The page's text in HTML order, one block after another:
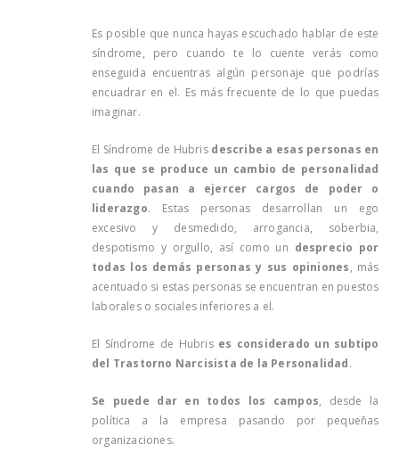
Es posible que nunca hayas escuchado hablar de este
síndrome, pero cuando te lo cuente verás como
enseguida encuentras algún personaje que podrías
encuadrar en el. Es más frecuente de lo que puedas
imaginar.
El Síndrome de Hubris describe a esas personas en
las que se produce un cambio de personalidad
cuando pasan a ejercer cargos de poder o
liderazgo. Estas personas desarrollan un ego
excesivo y desmedido, arrogancia, soberbia,
despotismo y orgullo, así como un desprecio por
todas los demás personas y sus opiniones, más
acentuado si estas personas se encuentran en puestos
laborales o sociales inferiores a el.
El Síndrome de Hubris es considerado un subtipo
del Trastorno Narcisista de la Personalidad.
Se puede dar en todos los campos, desde la
política a la empresa pasando por pequeñas
organizaciones.